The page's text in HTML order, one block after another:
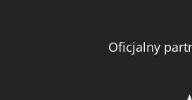
Oficjalny